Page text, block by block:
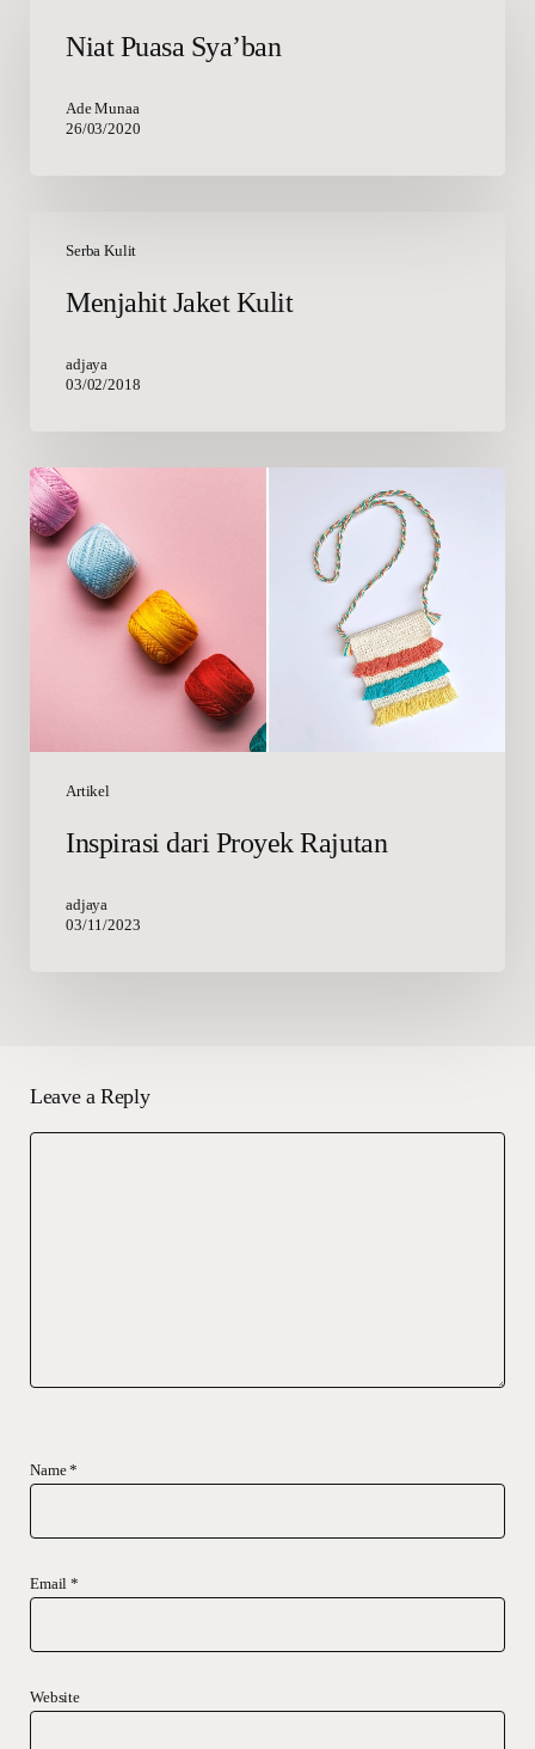
Niat Puasa Sya’ban
Ade Munaa
26/03/2020
Serba Kulit
Jaket
Menjahit Jaket Kulit
adjaya
03/02/2018
Artikel
Inspirasi
dari
Proyek
Rajutan
Inspirasi dari Proyek Rajutan
adjaya
03/11/2023
Leave a Reply
Name*
Email*
Website